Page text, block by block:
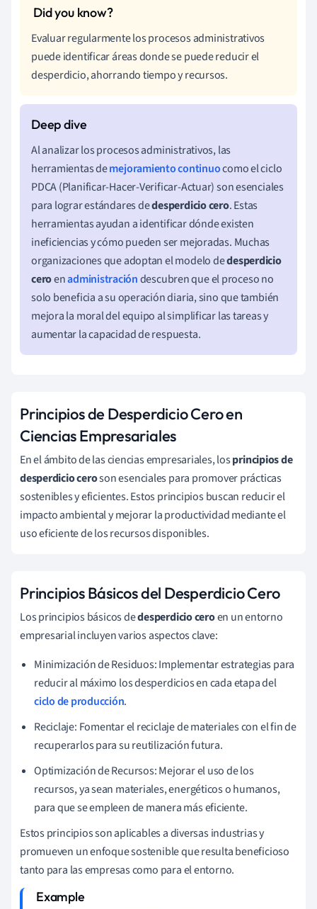
Evaluar regularmente los procesos administrativos
puede identificar áreas donde se puede reducir el
desperdicio, ahorrando tiempo y recursos.
Al analizar los procesos administrativos, las
herramientas demejoramiento continuocomo el ciclo
PDCA (Planificar-Hacer-Verificar-Actuar) son esenciales
para lograr estándares dedesperdicio cero. Estas
herramientas ayudan a identificar dónde existen
ineficiencias y cómo pueden ser mejoradas. Muchas
organizaciones que adoptan el modelo dedesperdicio
ceroenadministracióndescubren que el proceso no
solo beneficia a su operación diaria, sino que también
mejora la moral del equipo al simplificar las tareas y
aumentar la capacidad de respuesta.
Principios de Desperdicio Cero en
Ciencias Empresariales
En el ámbito de las ciencias empresariales, losprincipios de
desperdicio ceroson esenciales para promover prácticas
sostenibles y eficientes. Estos principios buscan reducir el
impacto ambiental y mejorar la productividad mediante el
uso eficiente de los recursos disponibles.
Principios Básicos del Desperdicio Cero
Los principios básicos dedesperdicio ceroen un entorno
empresarial incluyen varios aspectos clave:
Minimización de Residuos: Implementar estrategias para
reducir al máximo los desperdicios en cada etapa del
ciclo de producción.
Reciclaje: Fomentar el reciclaje de materiales con el fin de
recuperarlos para su reutilización futura.
Optimización de Recursos: Mejorar el uso de los
recursos, ya sean materiales, energéticos o humanos,
para que se empleen de manera más eficiente.
Estos principios son aplicables a diversas industrias y
promueven un enfoque sostenible que resulta beneficioso
tanto para las empresas como para el entorno.